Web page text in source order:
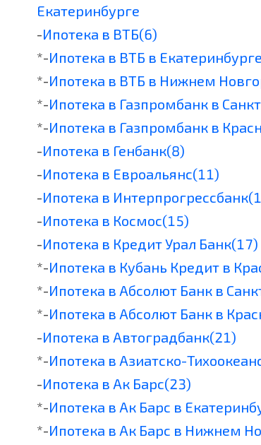
Екатеринбурге
-Ипотека в ВТБ(6)
*-Ипотека в ВТБ в Екатеринбурге
*-Ипотека в ВТБ в Нижнем
*-Ипотека в Газпромбанк в
*-Ипотека в Газпромбанк в
-Ипотека в Генбанк(8)
-Ипотека в Евроальянс(11)
-Ипотека в
-Ипотека в Космос(15)
-Ипотека в Кредит Урал Банк(17)
*-Ипотека в Кубань Кредит в
*-Ипотека в Абсолют Банк в
*-Ипотека в Абсолют Банк в
-Ипотека в Автоградбанк(21)
*-Ипотека в Азиатско-
-Ипотека в Ак Барс(23)
*-Ипотека в Ак Барс в
*-Ипотека в Ак Барс в Нижнем